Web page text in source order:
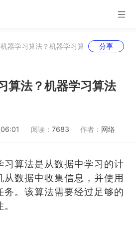
器学习算法？机器学习算
分享
算法？机器学习算法
阅读： 7683 作者： 网络
习算法是从数据中学习的计
从数据中收集信息，并使用
务。该算法需要经过足够的